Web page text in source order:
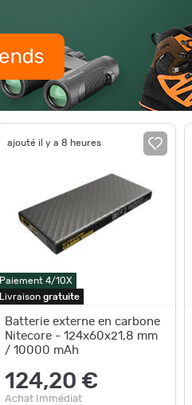
ajouté il y a 8 heures
Paiement 4/10X
Livraison gratuite
Batterie externe en carbone
Nitecore - 124x60x21,8 mm
/ 10000 mAh
124,20 €
Achat Immédiat